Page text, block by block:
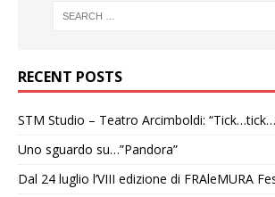
RECENT POSTS
STM Studio – Teatro Arcimboldi:
Uno sguardo su…”Pandora”
Dal 24 luglio l’VIII edizione di FRAleMURA